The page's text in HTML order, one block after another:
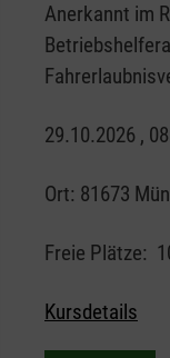
Anerkannt im
29.10.2026 ,
Ort: 81673
Freie Plätze:
Kursdetails